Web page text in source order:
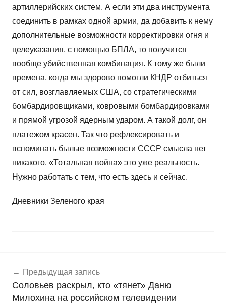
артиллерийских систем. А если эти два инструмента
соединить в рамках одной армии, да добавить к нему
дополнительные возможности корректировки огня и
целеуказания, с помощью БПЛА, то получится
вообще убийственная комбинация. К тому же были
времена, когда мы здорово помогли КНДР отбиться
от сил, возглавляемых США, со стратегическими
бомбардировщиками, ковровыми бомбардировками
и прямой угрозой ядерным ударом. А такой долг, он
платежом красен. Так что рефлексировать и
вспоминать былые возможности СССР смысла нет
никакого. «Тотальная война» это уже реальность.
Нужно работать с тем, что есть здесь и сейчас.
Дневники Зеленого края
о
в
о
по
записям
Предыдущая запись
Соловьев раскрыл, кто «тянет» Даню
Милохина на российском телевидении